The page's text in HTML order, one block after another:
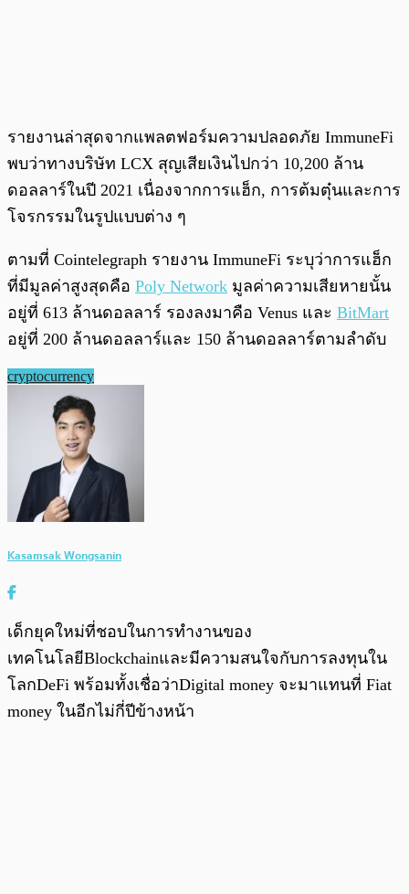
รายงานล่าสุดจากแพลตฟอร์มความปลอดภัย ImmuneFi
พบว่าทางบริษัท LCX สุญเสียเงินไปกว่า 10,200 ล้าน
ดอลลาร์ในปี 2021 เนื่องจากการแฮ็ก, การต้มตุ๋นและการ
โจรกรรมในรูปแบบต่าง ๆ
ตามที่ Cointelegraph รายงาน ImmuneFi ระบุว่าการแฮ็ก
ที่มีมูลค่าสูงสุดคือ Poly Network มูลค่าความเสียหายนั้น
อยู่ที่ 613 ล้านดอลลาร์ รองลงมาคือ Venus และ BitMart
อยู่ที่ 200 ล้านดอลลาร์และ 150 ล้านดอลลาร์ตามลำดับ
cryptocurrency
Kasamsak Wongsanin
เด็กยุคใหม่ที่ชอบในการทำงานของ
เทคโนโลยีBlockchainและมีความสนใจกับการลงทุนใน
โลกDeFi พร้อมทั้งเชื่อว่าDigital money จะมาแทนที่ Fiat
money ในอีกไม่กี่ปีข้างหน้า